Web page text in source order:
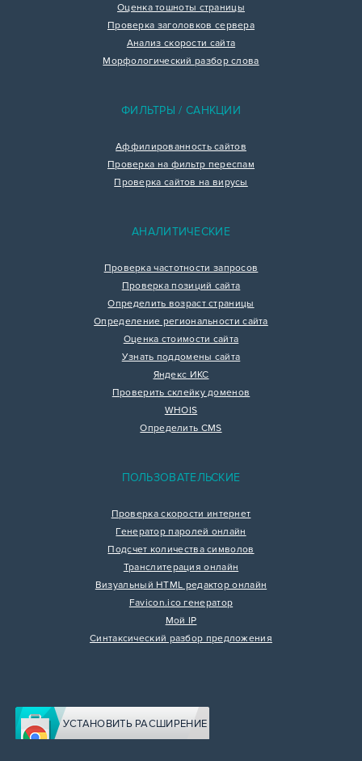
Оценка тошноты страницы
Проверка заголовков сервера
Анализ скорости сайта
Морфологический разбор слова
ФИЛЬТРЫ / САНКЦИИ
Аффилированность сайтов
Проверка на фильтр переспам
Проверка сайтов на вирусы
АНАЛИТИЧЕСКИЕ
Проверка частотности запросов
Проверка позиций сайта
Определить возраст страницы
Определение региональности сайта
Оценка стоимости сайта
Узнать поддомены сайта
Яндекс ИКС
Проверить склейку доменов
WHOIS
Определить CMS
ПОЛЬЗОВАТЕЛЬСКИЕ
Проверка скорости интернет
Генератор паролей онлайн
Подсчет количества символов
Транслитерация онлайн
Визуальный HTML редактор онлайн
Favicon.ico генератор
Мой IP
Синтаксический разбор предложения
УСТАНОВИТЬ РАСШИРЕНИЕ